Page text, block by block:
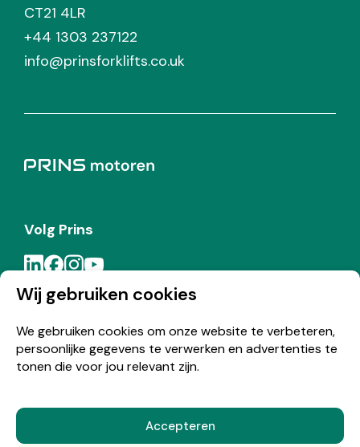
Wij gebruiken cookies
We gebruiken cookies om onze website te verbeteren,
persoonlijke gegevens te verwerken en advertenties te
tonen die voor jou relevant zijn.
Accepteren
CT21 4LR
+44 1303 237122
info@prinsforklifts.co.uk
Volg Prins
Meld je aan voor de Prins nieuwsbrief
© Copyright 2026 Prins